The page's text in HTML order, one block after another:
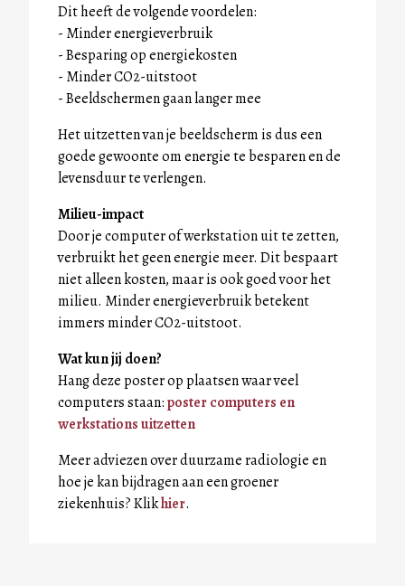
Dit heeft de volgende voordelen:
- Minder energieverbruik
- Besparing op energiekosten
- Minder CO2-uitstoot
- Beeldschermen gaan langer mee
Het uitzetten van je beeldscherm is dus een
goede gewoonte om energie te besparen en de
levensduur te verlengen.
Milieu-impact
Door je computer of werkstation uit te zetten,
verbruikt het geen energie meer. Dit bespaart
niet alleen kosten, maar is ook goed voor het
milieu. Minder energieverbruik betekent
immers minder CO2-uitstoot.
Wat kun jij doen?
Hang deze poster op plaatsen waar veel
computers staan:poster computers en
werkstations uitzetten
Meer adviezen over duurzame radiologie en
hoe je kan bijdragen aan een groener
ziekenhuis? Klikhier.